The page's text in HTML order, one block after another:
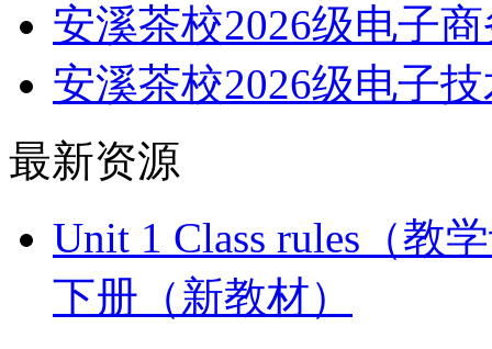
安溪茶校2026级电子
安溪茶校2026级电子
最新资源
Unit 1 Class rules（教
下册（新教材）